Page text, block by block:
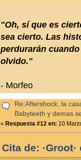
"Oh, sí que es
sea cierto. Las
perdurarán
olvido."
- Morfeo
Re:Aftershock, la
Babyteeth y demas
« Respuesta #12 en: 10
Cita de: